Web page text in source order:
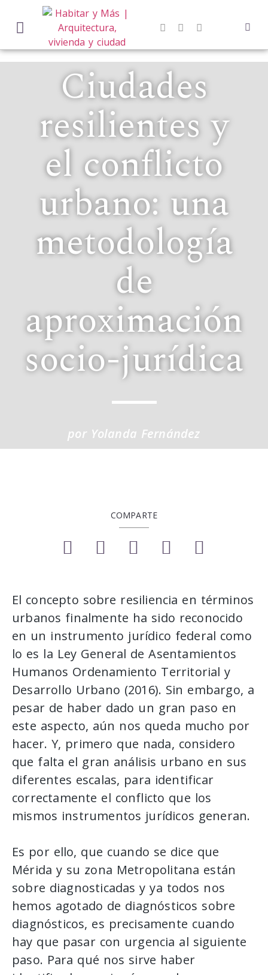
Ciudades
resilientes y
el conflicto
urbano: una
metodología
de
aproximación
socio-jurídica
por Yolanda Fernández
COMPARTE
El concepto sobre resiliencia en términos
urbanos finalmente ha sido reconocido
en un instrumento jurídico federal como
lo es la Ley General de Asentamientos
Humanos Ordenamiento Territorial y
Desarrollo Urbano (2016). Sin embargo, a
pesar de haber dado un gran paso en
este aspecto, aún nos queda mucho por
hacer. Y, primero que nada, considero
que falta el gran análisis urbano en sus
diferentes escalas, para identificar
correctamente el conflicto que los
mismos instrumentos jurídicos generan.
Es por ello, que cuando se dice que
Mérida y su zona Metropolitana están
sobre diagnosticadas y ya todos nos
hemos agotado de diagnósticos sobre
diagnósticos, es precisamente cuando
hay que pasar con urgencia al siguiente
paso. Para qué nos sirve haber